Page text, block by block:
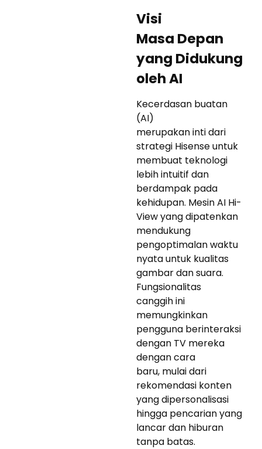
Visi
Masa Depan
yang Didukung
oleh AI
Kecerdasan buatan
(AI)
merupakan inti dari
strategi Hisense untuk
membuat teknologi
lebih intuitif dan
berdampak pada
kehidupan. Mesin AI Hi-
View yang dipatenkan
mendukung
pengoptimalan waktu
nyata untuk kualitas
gambar dan suara.
Fungsionalitas
canggih ini
memungkinkan
pengguna berinteraksi
dengan TV mereka
dengan cara
baru, mulai dari
rekomendasi konten
yang dipersonalisasi
hingga pencarian yang
lancar dan hiburan
tanpa batas.